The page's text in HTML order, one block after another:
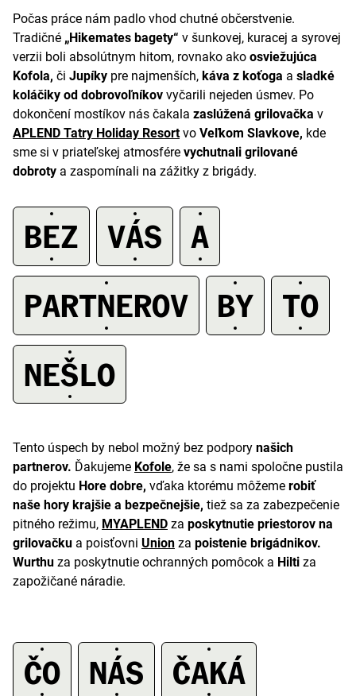
Počas práce nám padlo vhod chutné občerstvenie.
Tradičné „Hikemates bagety“ v šunkovej, kuracej a syrovej
verzii boli absolútnym hitom, rovnako ako osviežujúca
Kofola, či Jupíky pre najmenších, káva z koťoga a sladké
koláčiky od dobrovoľníkov vyčarili nejeden úsmev. Po
dokončení mostíkov nás čakala zaslúžená grilovačka v
APLEND Tatry Holiday Resortvo Veľkom Slavkove, kde
sme si v priateľskej atmosfére vychutnali grilované
dobroty a zaspomínali na zážitky z brigády.
BEZ VÁS
A
PARTNEROV
BY
TO
NEŠLO
Tento úspech by nebol možný bez podpory našich
partnerov. Ďakujeme Kofole, že sa s nami spoločne pustila
do projektu Hore dobre, vďaka ktorému môžeme robiť
naše hory krajšie a bezpečnejšie, tiež sa za zabezpečenie
pitného režimu, MYAPLEND za poskytnutie priestorov na
grilovačku a poisťovni Union za poistenie brigádnikov.
Wurthu za poskytnutie ochranných pomôcok a Hilti za
zapožičané náradie.
ČO NÁS
ČAKÁ